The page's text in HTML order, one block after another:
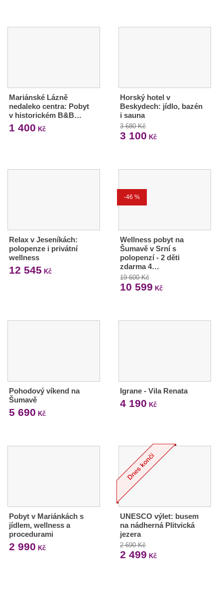
Mariánské Lázně
nedaleko centra: Pobyt
v historickém B&B…
1 400 Kč
Horský hotel v
Beskydech: jídlo, bazén
i sauna
3 680 Kč
3 100 Kč
Relax v Jeseníkách:
polopenze i privátní
wellness
12 545 Kč
-46 %
Wellness pobyt na
Šumavě v Srní s
polopenzí - 2 děti
zdarma 4…
19 600 Kč
10 599 Kč
Pohodový víkend na
Šumavě
5 690 Kč
Igrane - Vila Renata
4 190 Kč
Pobyt v Mariánkách s
jídlem, wellness a
procedurami
2 990 Kč
UNESCO výlet: busem
na nádherná Plitvická
jezera
2 690 Kč
2 499 Kč